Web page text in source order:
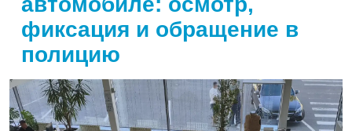
фиксация и обращение в
полицию